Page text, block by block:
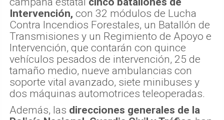
Intervención, con 32 módulos de Lucha
Contra Incendios Forestales, un Batallón de
Transmisiones y un Regimiento de Apoyo e
Intervención, que contarán con quince
vehículos pesados de intervención, 25 de
tamaño medio, nueve ambulancias con
soporte vital avanzado, siete minibuses y
dos máquinas automotrices teleoperadas.
Además, las direcciones generales de la